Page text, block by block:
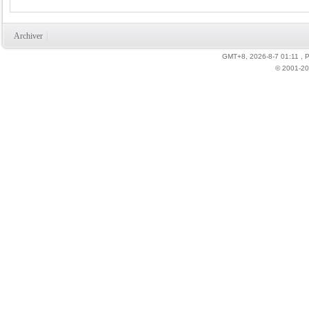
Archiver
GMT+8, 2026-8-7 01:11
,
© 2001-